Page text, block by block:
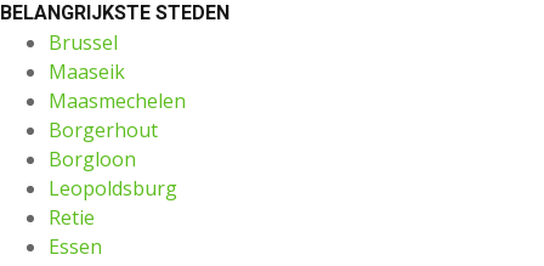
BELANGRIJKSTE STEDEN
Brussel
Maaseik
Maasmechelen
Borgerhout
Borgloon
Leopoldsburg
Retie
Essen